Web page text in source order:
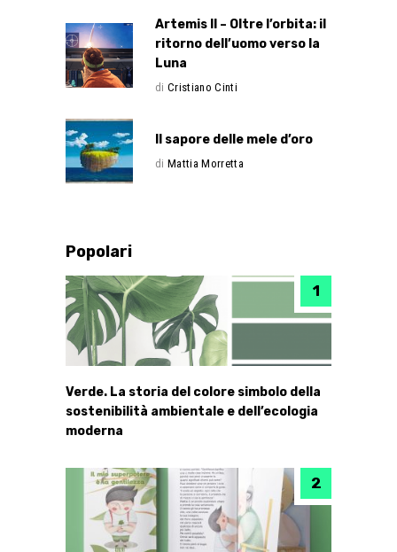
Artemis II – Oltre l’orbita: il
ritorno dell’uomo verso la
Luna
di Cristiano Cinti
Il sapore delle mele d’oro
di Mattia Morretta
Popolari
Verde. La storia del colore simbolo della
sostenibilità ambientale e dell’ecologia
moderna